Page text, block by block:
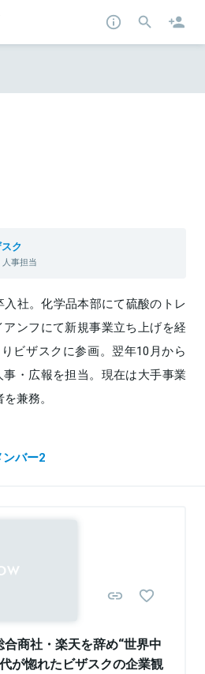
ク
事担当
社。化学品本部にて硫酸のトレ
ンフにて新規事業立ち上げを経
ビザスクに参画。翌年10月から
・広報を担当。現在は大手事業
兼務。
ンバー2
商社・楽天を辞め“世界中
が惚れたビザスクの企業観